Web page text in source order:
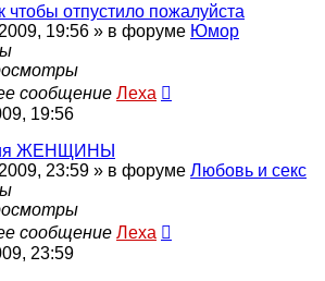
чтобы отпустило пожалуйста
19:56 » в форуме Юмор
сообщение Леха
19:56
ЖЕНЩИНЫ
23:59 » в форуме Любовь и секс
сообщение Леха
23:59